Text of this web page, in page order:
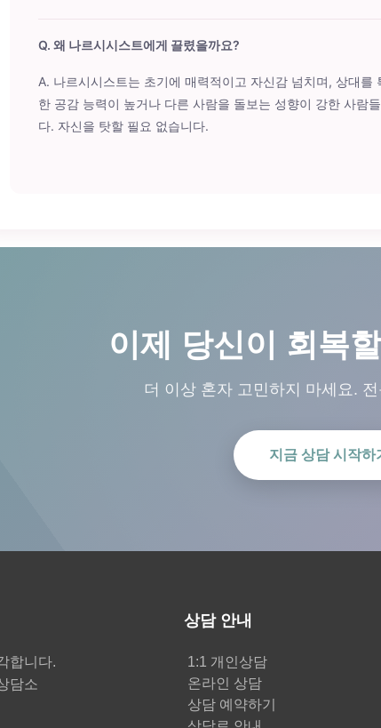
Q. 왜 나르시시스트에게 끌렸을까요?
A. 나르시시스트는 초기에 매력적이고 자신감 넘치며, 상대
한 공감 능력이 높거나 다른 사람을 돌보는 성향이 강한 사람
다. 자신을 탓할 필요 없습니다.
이제 당신이 회복
더 이상 혼자 고민하지 마세요.
지금 상담 시작하
합니다.
담소
상담 안내
1:1 개인상담
온라인 상담
상담 예약하기